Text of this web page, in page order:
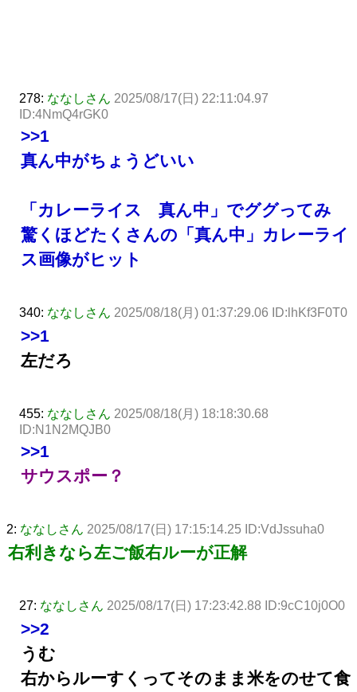
278: ななしさん 2025/08/17(日) 22:11:04.97
ID:4NmQ4rGK0
>>1
真ん中がちょうどいい
「カレーライス 真ん中」でググってみ
驚くほどたくさんの「真ん中」カレーライ
ス画像がヒット
340: ななしさん 2025/08/18(月) 01:37:29.06 ID:lhKf3F0T0
>>1
左だろ
455: ななしさん 2025/08/18(月) 18:18:30.68
ID:N1N2MQJB0
>>1
サウスポー？
2: ななしさん 2025/08/17(日) 17:15:14.25 ID:VdJssuha0
右利きなら左ご飯右ルーが正解
27: ななしさん 2025/08/17(日) 17:23:42.88 ID:9cC10j0O0
>>2
うむ
右からルーすくってそのまま米をのせて食